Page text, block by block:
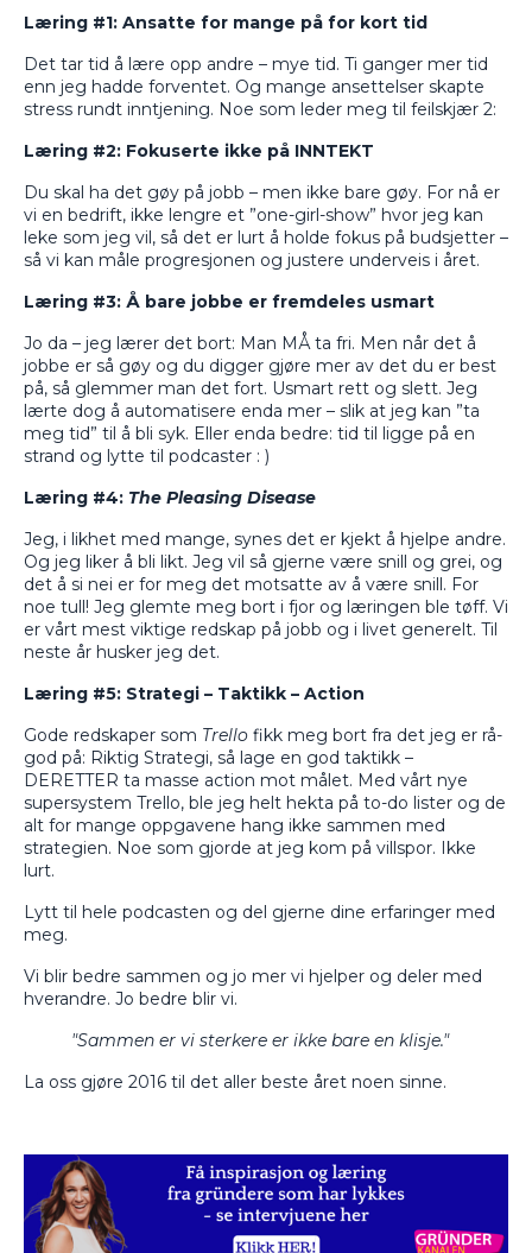
Læring #1: Ansatte for mange på for kort tid
Det tar tid å lære opp andre – mye tid. Ti ganger mer tid
enn jeg hadde forventet. Og mange ansettelser skapte
stress rundt inntjening. Noe som leder meg til feilskjær 2:
Læring #2: Fokuserte ikke på INNTEKT
Du skal ha det gøy på jobb – men ikke bare gøy. For nå er
vi en bedrift, ikke lengre et ”one-girl-show” hvor jeg kan
leke som jeg vil, så det er lurt å holde fokus på budsjetter –
så vi kan måle progresjonen og justere underveis i året.
Læring #3: Å bare jobbe er fremdeles usmart
Jo da – jeg lærer det bort: Man MÅ ta fri. Men når det å
jobbe er så gøy og du digger gjøre mer av det du er best
på, så glemmer man det fort. Usmart rett og slett. Jeg
lærte dog å automatisere enda mer – slik at jeg kan ”ta
meg tid” til å bli syk. Eller enda bedre: tid til ligge på en
strand og lytte til podcaster : )
Læring #4: The Pleasing Disease
Jeg, i likhet med mange, synes det er kjekt å hjelpe andre.
Og jeg liker å bli likt. Jeg vil så gjerne være snill og grei, og
det å si nei er for meg det motsatte av å være snill. For
noe tull! Jeg glemte meg bort i fjor og læringen ble tøff. Vi
er vårt mest viktige redskap på jobb og i livet generelt. Til
neste år husker jeg det.
Læring #5: Strategi – Taktikk – Action
Gode redskaper som Trello fikk meg bort fra det jeg er rå-
god på: Riktig Strategi, så lage en god taktikk –
DERETTER ta masse action mot målet. Med vårt nye
supersystem Trello, ble jeg helt hekta på to-do lister og de
alt for mange oppgavene hang ikke sammen med
strategien. Noe som gjorde at jeg kom på villspor. Ikke
lurt.
Lytt til hele podcasten og del gjerne dine erfaringer med
meg.
Vi blir bedre sammen og jo mer vi hjelper og deler med
hverandre. Jo bedre blir vi.
"Sammen er vi sterkere er ikke bare en klisje."
La oss gjøre 2016 til det aller beste året noen sinne.